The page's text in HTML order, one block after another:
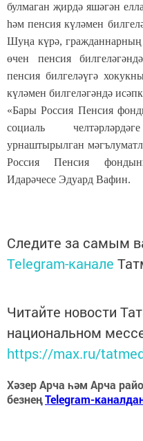
булмаган җирдә яшәгән
һәм пенсия күләмен
Шуңа күрә,
өчен пенсия
пенсия билгеләүгә
күләмен билгеләгәндә
«Бары Россия Пенсия
социаль
урнаштырылган
Россия Пенсия
Идарәчесе Эдуард Вафин.
Следите за самым
Telegram-канале
Читайте новости
национальном
https://max.ru/
Хәзер Арча һәм Арча
безнеңTelegram-